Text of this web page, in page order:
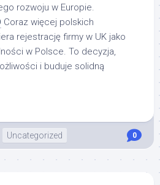
rozwoju w Europie.
Coraz więcej polskich
rejestrację firmy w UK jako
w Polsce. To decyzja,
i buduje solidną
Uncategorized 0